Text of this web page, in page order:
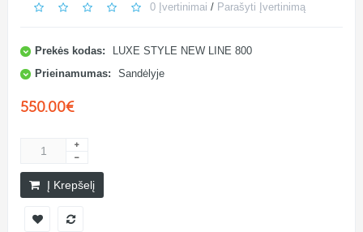
0 Įvertinimai / Parašyti Įvertinimą
Prekės kodas:
LUXE STYLE NEW LINE 800
Prieinamumas:
Sandėlyje
550.00€
Į Krepšelį